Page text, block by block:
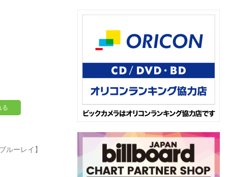
る
ルーレイ】